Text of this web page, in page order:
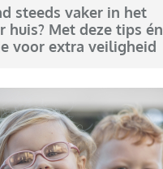
steeds vaker in het
huis? Met deze tips én
voor extra veiligheid